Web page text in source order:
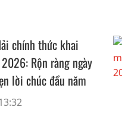
chính thức khai
Rộn ràng ngày
lời chúc đầu năm